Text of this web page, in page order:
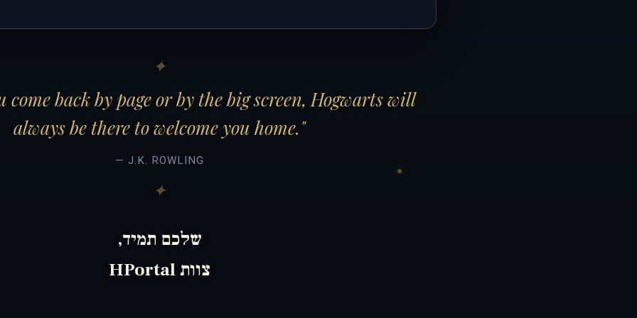
come back by page or by the big screen, Hogwarts will
always be there to welcome you home."
— J.K. ROWLING
שלכם תמיד,
צוות HPortal